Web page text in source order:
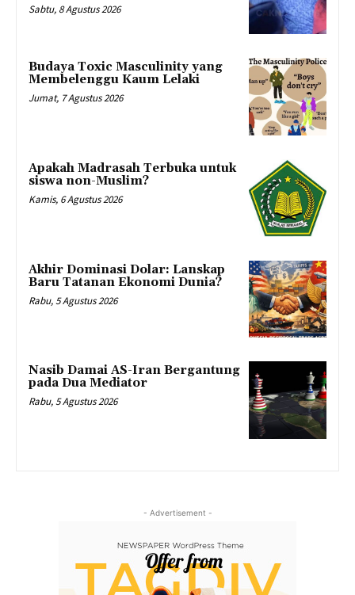
Sabtu, 8 Agustus 2026
Budaya Toxic Masculinity yang
Membelenggu Kaum Lelaki
Jumat, 7 Agustus 2026
Apakah Madrasah Terbuka untuk
siswa non-Muslim?
Kamis, 6 Agustus 2026
Akhir Dominasi Dolar: Lanskap
Baru Tatanan Ekonomi Dunia?
Rabu, 5 Agustus 2026
Nasib Damai AS-Iran Bergantung
pada Dua Mediator
Rabu, 5 Agustus 2026
- Advertisement -